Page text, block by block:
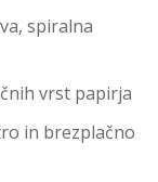
spiralna
vrst papirja
in brezplačno